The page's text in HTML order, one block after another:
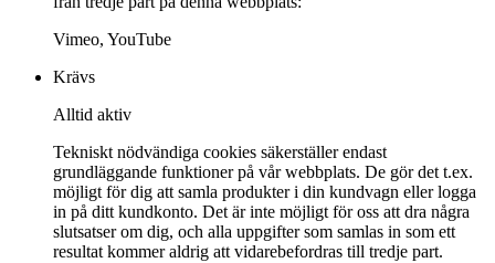
Vimeo, YouTube
Krävs
Alltid aktiv
Tekniskt nödvändiga cookies säkerställer endast
grundläggande funktioner på vår webbplats. De gör det t.ex.
möjligt för dig att samla produkter i din kundvagn eller logga
in på ditt kundkonto. Det är inte möjligt för oss att dra några
slutsatser om dig, och alla uppgifter som samlas in som ett
resultat kommer aldrig att vidarebefordras till tredje part.